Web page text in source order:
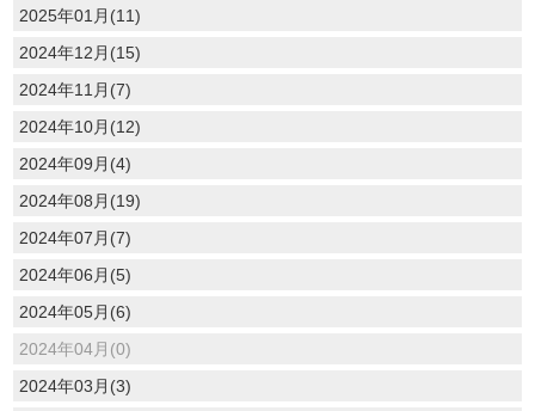
2025年01月(11)
2024年12月(15)
2024年11月(7)
2024年10月(12)
2024年09月(4)
2024年08月(19)
2024年07月(7)
2024年06月(5)
2024年05月(6)
2024年04月(0)
2024年03月(3)